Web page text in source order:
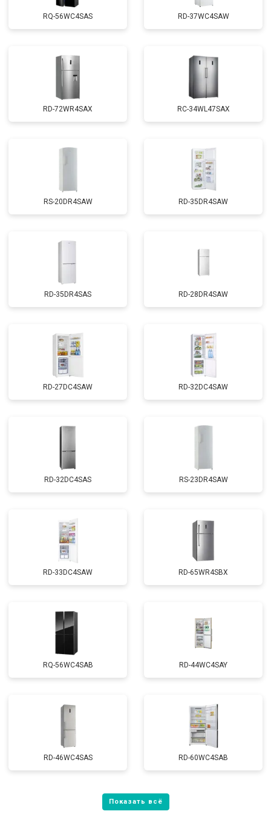
RQ-56WC4SAS RD-37WC4SAW
RD-72WR4SAX RС-34WL47SAX
RS-20DR4SAW RD-35DR4SAW
RD-35DR4SAS RD-28DR4SAW
RD-27DC4SAW RD-32DC4SAW
RD-32DC4SAS RS-23DR4SAW
RD-33DC4SAW RD-65WR4SBX
RQ-56WC4SAB RD-44WC4SAY
RD-46WC4SAS RD-60WC4SAB